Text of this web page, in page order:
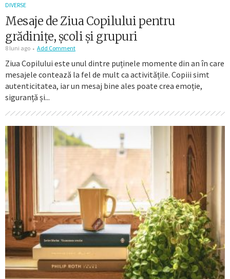
DIVERSE
Mesaje de Ziua Copilului pentru
grădinițe, școli și grupuri
8 luni ago Add Comment
Ziua Copilului este unul dintre puținele momente din an în care
mesajele contează la fel de mult ca activitățile. Copiii simt
autenticitatea, iar un mesaj bine ales poate crea emoție,
siguranță și...